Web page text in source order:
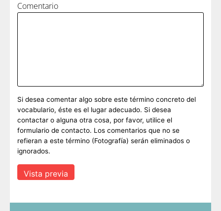
Comentario
Si desea comentar algo sobre este término concreto del
vocabulario, éste es el lugar adecuado. Si desea
contactar o alguna otra cosa, por favor, utilice el
formulario de contacto. Los comentarios que no se
refieran a este término (Fotografía) serán eliminados o
ignorados.